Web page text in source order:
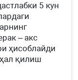
5 кун
– акс
ҳисоблайди
қилиш